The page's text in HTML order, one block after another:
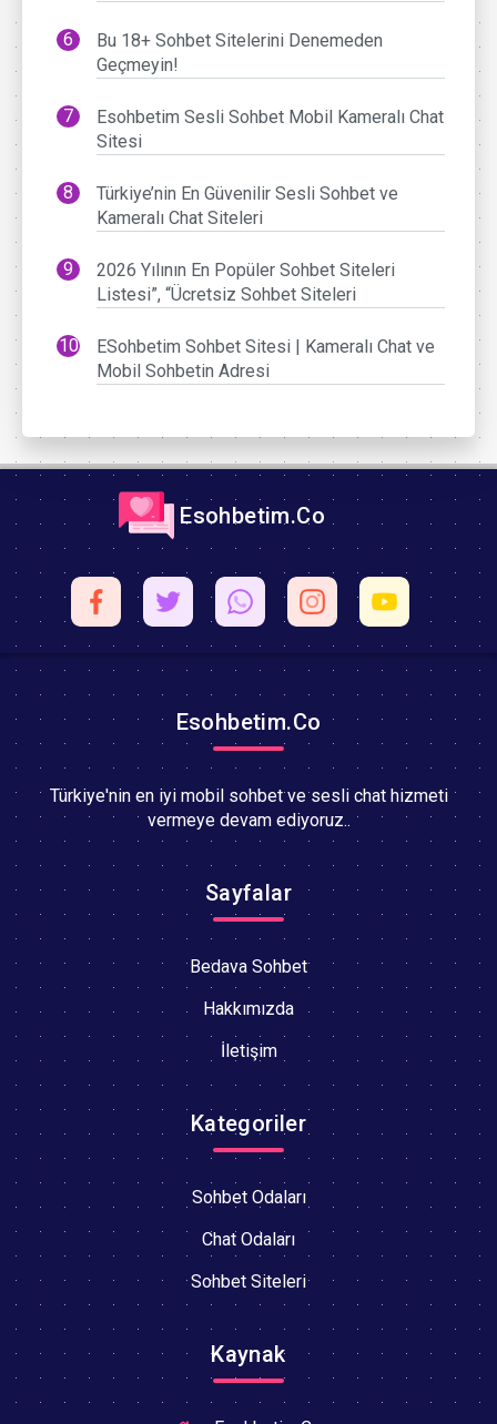
Bu 18+ Sohbet Sitelerini Denemeden
Geçmeyin!
Esohbetim Sesli Sohbet Mobil Kameralı Chat
Sitesi
Türkiye’nin En Güvenilir Sesli Sohbet ve
Kameralı Chat Siteleri
2026 Yılının En Popüler Sohbet Siteleri
Listesi”, “Ücretsiz Sohbet Siteleri
ESohbetim Sohbet Sitesi | Kameralı Chat ve
Mobil Sohbetin Adresi
Esohbetim.Co
Esohbetim.Co
Türkiye'nin en iyi mobil sohbet ve sesli chat hizmeti
vermeye devam ediyoruz..
Sayfalar
Bedava Sohbet
Hakkımızda
İletişim
Kategoriler
Sohbet Odaları
Chat Odaları
Sohbet Siteleri
Kaynak